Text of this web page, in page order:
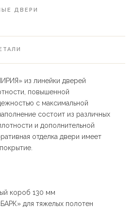
ДВЕРИ
из линейки дверей
повышенной
с максимальной
состоит из различных
и дополнительной
отделка двери имеет
короб 130 мм
для тяжелых полотен